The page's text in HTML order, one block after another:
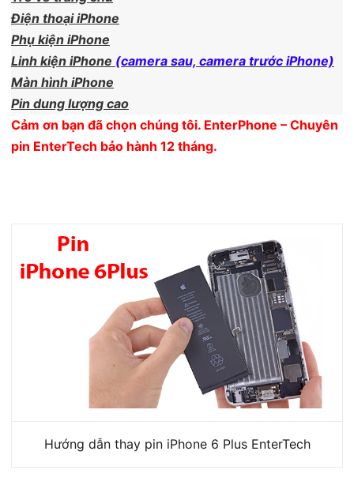
Điện thoại iPhone
Phụ kiện iPhone
Linh kiện iPhone (camera sau, camera trước iPhone)
Màn hình iPhone
Pin dung lượng cao
Cảm ơn bạn đã chọn chúng tôi. EnterPhone – Chuyên
pin EnterTech bảo hành 12 tháng.
Hướng dẫn thay pin iPhone 6 Plus EnterTech